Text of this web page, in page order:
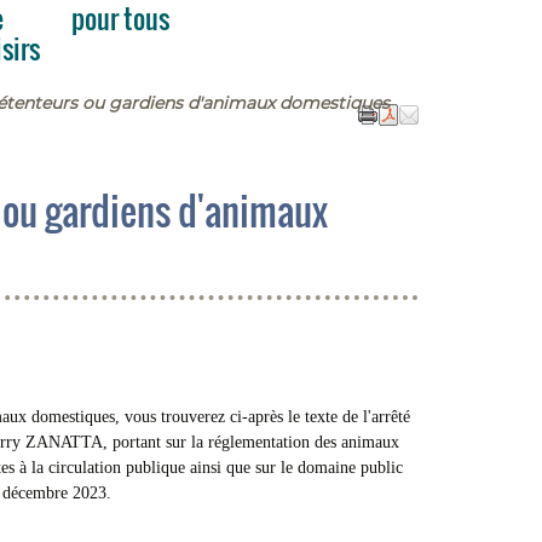
pour tous
ou gardiens d'animaux domestiques
gardiens d'animaux
domestiques, vous trouverez ci-après le texte de l'arrêté
ZANATTA, portant sur la réglementation des animaux
à la circulation publique ainsi que sur le domaine public
2023.